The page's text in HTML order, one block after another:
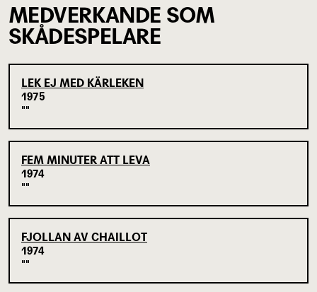
MEDVERKANDE SOM
SKÅDESPELARE
LEK EJ MED KÄRLEKEN
1975
FEM MINUTER ATT LEVA
1974
FJOLLAN AV CHAILLOT
1974